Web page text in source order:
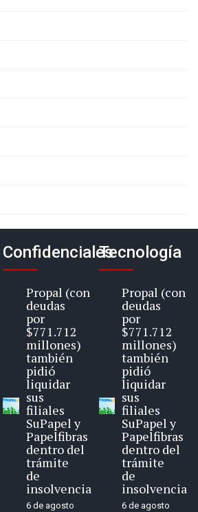
Confidenciales
Propal (con
deudas
por
$771.712
millones)
también
pidió
liquidar
sus
filiales
SuPapel y
Papelfibras
dentro del
trámite
de
insolvencia
6 de agosto
Tecnología
Propal (con
deudas
por
$771.712
millones)
también
pidió
liquidar
sus
filiales
SuPapel y
Papelfibras
dentro del
trámite
de
insolvencia
6 de agosto